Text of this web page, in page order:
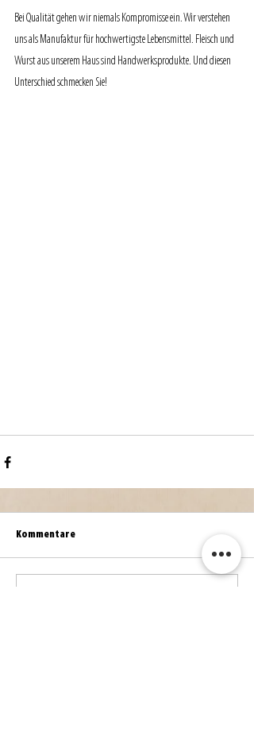
Bei Qualität gehen wir niemals Kompromisse ein. Wir verstehen
uns als Manufaktur für hochwertigste Lebensmittel. Fleisch und
Wurst aus unserem Haus sind Handwerksprodukte. Und diesen
Unterschied schmecken Sie!
Kommentare